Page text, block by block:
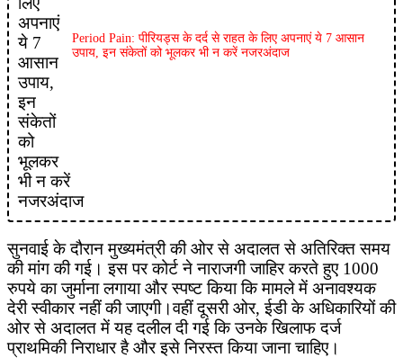
Period Pain: पीरियड्स के दर्द से राहत के लिए अपनाएं ये 7 आसान
उपाय, इन संकेतों को भूलकर भी न करें नजरअंदाज
सुनवाई के दौरान मुख्यमंत्री की ओर से अदालत से अतिरिक्त समय
की मांग की गई। इस पर कोर्ट ने नाराजगी जाहिर करते हुए 1000
रुपये का जुर्माना लगाया और स्पष्ट किया कि मामले में अनावश्यक
देरी स्वीकार नहीं की जाएगी।वहीं दूसरी ओर, ईडी के अधिकारियों की
ओर से अदालत में यह दलील दी गई कि उनके खिलाफ दर्ज
प्राथमिकी निराधार है और इसे निरस्त किया जाना चाहिए।